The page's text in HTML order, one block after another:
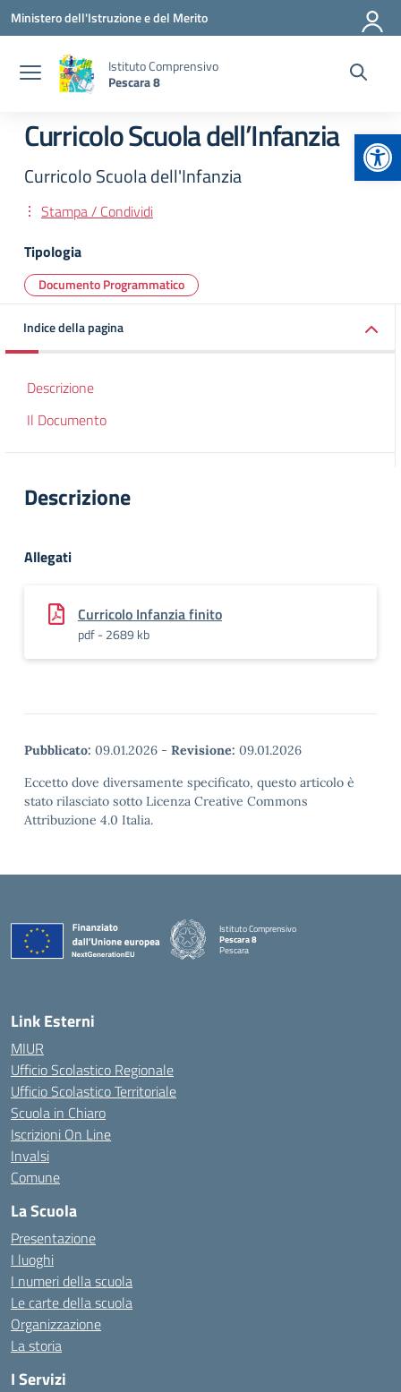
Vai ai contenuti
Vai al menu di navigazione
Vai al footer
Ministero dell'Istruzione e del Merito
Istituto Comprensivo
Pescara 8
Curricolo Scuola dell’Infanzia
Curricolo Scuola dell'Infanzia
Stampa / Condividi
Tipologia
Documento Programmatico
Indice della pagina
Descrizione
Il Documento
Descrizione
Allegati
Curricolo Infanzia finito
pdf - 2689 kb
Pubblicato: 09.01.2026 - Revisione: 09.01.2026
Eccetto dove diversamente specificato, questo articolo è
stato rilasciato sotto Licenza Creative Commons
Attribuzione 4.0 Italia.
Istituto Comprensivo
Pescara 8
Pescara
Link Esterni
MIUR
Ufficio Scolastico Regionale
Ufficio Scolastico Territoriale
Scuola in Chiaro
Iscrizioni On Line
Invalsi
Comune
La Scuola
Presentazione
I luoghi
I numeri della scuola
Le carte della scuola
Organizzazione
La storia
I Servizi